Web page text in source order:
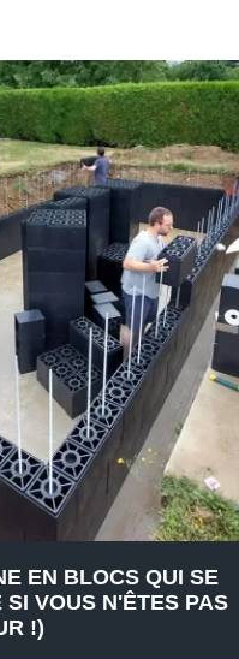
EN BLOCS QUI SE
VOUS N'ÊTES PAS
!)